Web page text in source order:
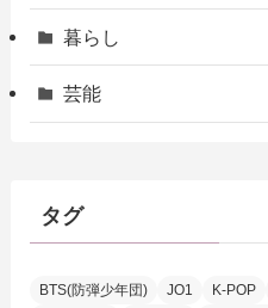
暮らし
芸能
タグ
BTS(防弾少年団) JO1 K-POP